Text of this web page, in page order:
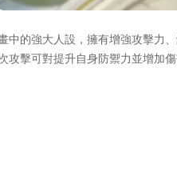
的強大人設，擁有增強攻擊力、
攻擊可對提升自身防禦力並增加